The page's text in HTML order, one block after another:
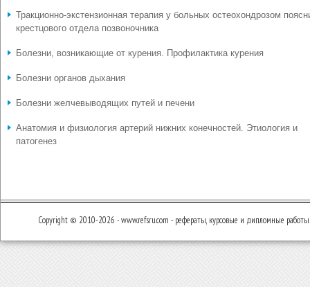
Тракционно-экстензионная терапия у больных остеохондрозом
крестцового отдела позвоночника
Болезни, возникающие от курения. Профилактика курения
Болезни органов дыхания
Болезни желчевыводящих путей и печени
Анатомия и физиология артерий нижних конечностей. Этиология и
патогенез
Copyright © 2010-2026 - www.refsru.com - рефераты, курсовые и дипломные работы